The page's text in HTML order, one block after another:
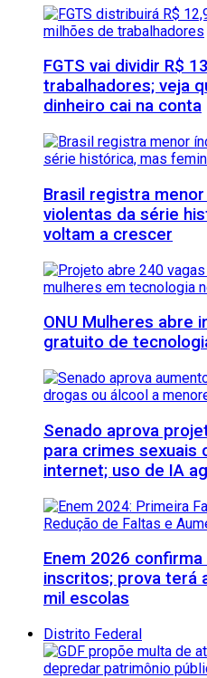
FGTS vai dividir R$
trabalhadores; veja
dinheiro cai na conta
Brasil registra
violentas da série
voltam a crescer
ONU Mulheres abre
gratuito de
Senado aprova
para crimes sexuais
internet; uso de IA
Enem 2026
inscritos; prova terá
mil escolas
Distrito Federal